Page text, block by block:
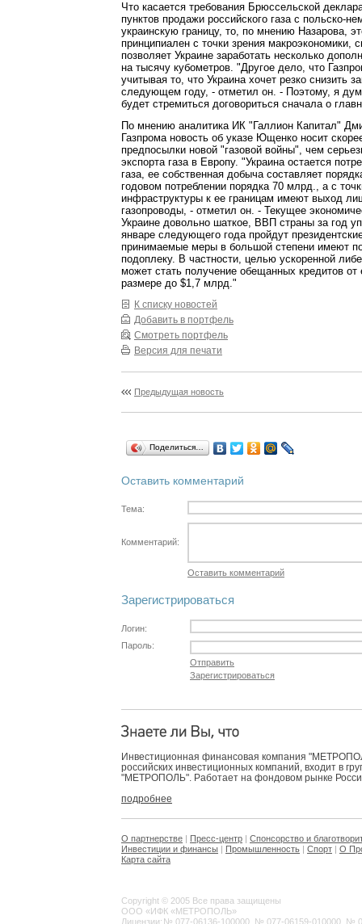
Что касается требования Брюссельской
пунктов продажи российского газа с польско-
украинскую границу, то, по мнению Назарова,
принципиален с точки зрения макроэкономики,
позволяет Украине заработать несколько
на тысячу кубометров. "Другое дело, что
учитывая то, что Украина хочет резко снизить
следующем году, - отметил он. - Поэтому, я
будет стремиться договориться сначала о
По мнению аналитика ИК "Галлион Капитал"
Газпрома новость об указе Ющенко носит
предпосылки новой "газовой войны", чем
экспорта газа в Европу. "Украина остается
газа, ее собственная добыча составляет
годовом потреблении порядка 70 млрд., а с
инфраструктуры к ее границам имеют выход
газопроводы, - отметил он. - Текущее
Украине довольно шаткое, ВВП страны за год
январе следующего года пройдут
принимаемые меры в большой степени имеют
подоплеку. В частности, целью ускоренной
может стать получение обещанных кредитов от
размере до $1,7 млрд."
К списку новостей
Добавить в портфель
Смотреть портфель
Версия для печати
Предыдущая новость
Поделиться…
Оставить комментарий
Тема:
Комментарий:
Оставить комментарий
Зарегистрироваться
Логин:
Пароль:
Отправить
Зарегистрироваться
Инвестиционная финансовая компания
российских инвестиционных компаний, входит в
"МЕТРОПОЛЬ". Работает на фондовом рынке
подробнее
О партнерстве | Пресс-центр | Спонсорство и
Инвестиции и финансы | Промышленность | Спорт | О
Карта сайта
Copyright © 2005 Все права защищены
ООО «ИФК «МЕТРОПОЛЬ»
Лицензии: № 077-06136-100000, № 077-06159-010000, №